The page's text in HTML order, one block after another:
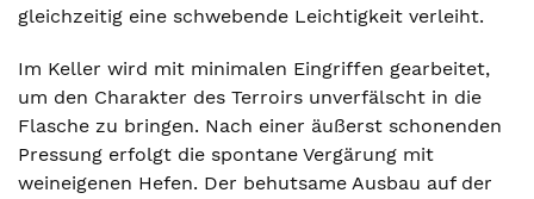
gleichzeitig eine schwebende Leichtigkeit verleiht.
Im Keller wird mit minimalen Eingriffen gearbeitet,
um den Charakter des Terroirs unverfälscht in die
Flasche zu bringen. Nach einer äußerst schonenden
Pressung erfolgt die spontane Vergärung mit
weineigenen Hefen. Der behutsame Ausbau auf der